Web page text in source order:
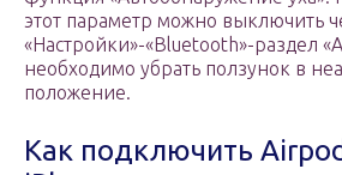
этот параметр можно выключить
«Настройки»-«Bluetooth»-раздел
необходимо убрать ползунок в
положение.
Как подключить